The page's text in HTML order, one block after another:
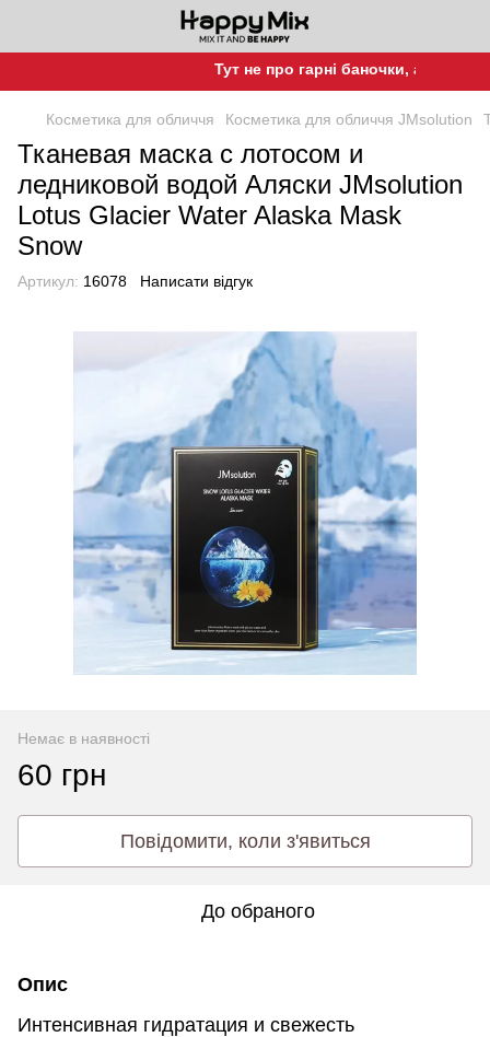
Тут не про гарні баночки, а про
Косметика для обличчя Косметика для обличчя JMsolution
Тканевая маска с лотосом и
ледниковой водой Аляски JMsolution
Lotus Glacier Water Alaska Mask
Snow
Артикул: 16078 Написати відгук
Немає в наявності
60 грн
Повідомити, коли з'явиться
До обраного
Опис
Интенсивная гидратация и свежесть